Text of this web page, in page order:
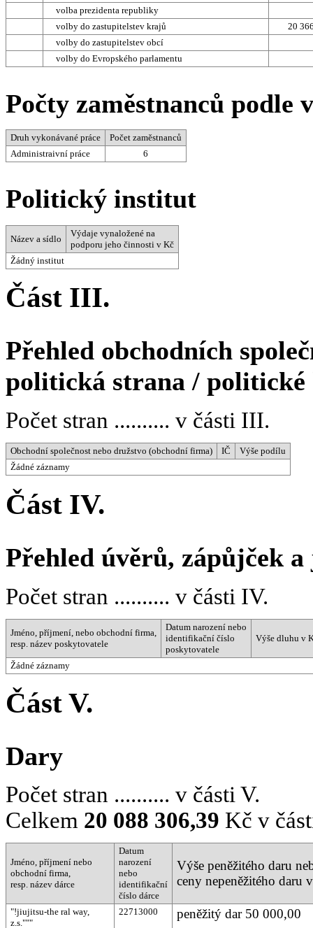
volba prezidenta republiky
volby do zastupitelstev krajů
20
volby do zastupitelstev obcí
volby do Evropského parlamentu
Počty zaměstnanců podle
Druh vykonávané práce
Počet zaměstnanců
Administraivní práce
6
Politický institut
Název a sídlo
Výdaje vynaložené na
podporu jeho činnosti v Kč
Žádný institut
Část III.
Přehled obchodních
politická strana /
Počet stran .......... v části III.
Obchodní společnost nebo družstvo (obchodní firma) IČ
Výše podílu
Žádné záznamy
Část IV.
Přehled úvěrů, zápůjček
Počet stran .......... v části IV.
Jméno, příjmení, nebo obchodní firma,
resp. název poskytovatele
Datum narození nebo
identifikační číslo
poskytovatele
Výše dluhu v
Žádné záznamy
Část V.
Dary
Počet stran .......... v části V.
Celkem 20 088 306,39 Kč v
Jméno, příjmení nebo
obchodní firma,
resp. název dárce
Datum
narození
nebo
identifikační
číslo dárce
Výše peněžitého daru
ceny nepeněžitého daru
"!jiujitsu-the ral way,
z.s."""
22713000 peněžitý dar 50 000,00